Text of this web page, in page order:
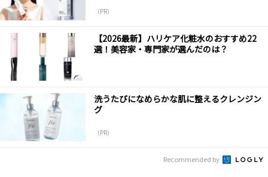
（PR）
【2026最新】ハリケア化粧水のおすすめ22
選！美容家・専門家が選んだのは？
洗うたびになめらかな肌に整えるクレンジン
グ
（PR）
Recommended by